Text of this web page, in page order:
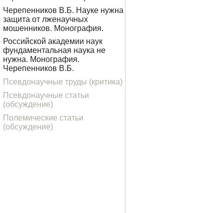
Черепенников В.Б. Науке нужна
защита от лженаучных
мошенников. Монография.
Российской академии наук
фундаментальная наука не
нужна. Монография.
Черепенников В.Б.
Псевдонаучные труды (критика)
Псевдонаучные статьи
(обсуждение)
Полемические статьи
(обсуждение)